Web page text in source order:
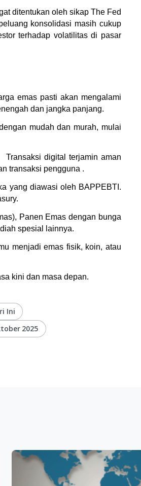
ditentukan oleh sikap The Fed
konsolidasi masih cukup
terhadap volatilitas di pasar
emas pasti akan mengalami
dan jangka panjang.
mudah dan murah, mulai
Transaksi digital terjamin aman
transaksi pengguna .
yang diawasi oleh BAPPEBTI.
Panen Emas dengan bunga
spesial lainnya.
menjadi emas fisik, koin, atau
kini dan masa depan.
Ini
2025